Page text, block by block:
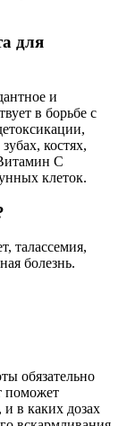
для
и
в борьбе с
костях,
С
клеток.
талассемия,
болезнь.
обязательно
поможет
в каких дозах